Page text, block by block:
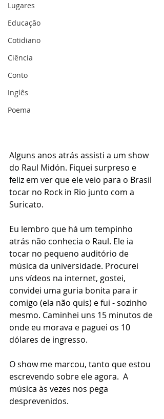
Lugares
Educação
Cotidiano
Ciência
Conto
Inglês
Poema
Alguns anos atrás assisti a um show
do Raul Midón. Fiquei surpreso e
feliz em ver que ele veio para o Brasil
tocar no Rock in Rio junto com a
Suricato.
Eu lembro que há um tempinho
atrás não conhecia o Raul. Ele ia
tocar no pequeno auditório de
música da universidade. Procurei
uns vídeos na internet, gostei,
convidei uma guria bonita para ir
comigo (ela não quis) e fui - sozinho
mesmo. Caminhei uns 15 minutos de
onde eu morava e paguei os 10
dólares de ingresso.
O show me marcou, tanto que estou
escrevendo sobre ele agora.  A
música às vezes nos pega
desprevenidos.